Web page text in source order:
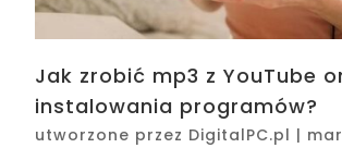
Jak zrobić mp3 z YouTube
instalowania programów?
utworzone przez DigitalPC.pl |